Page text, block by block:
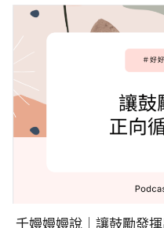
千嫚嫚嫚說｜讓鼓勵發